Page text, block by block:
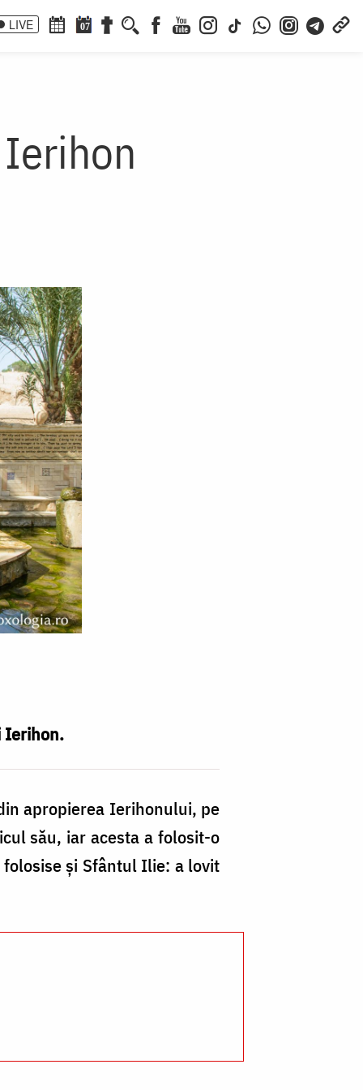
LIVE 07
Ierihon.
apropierea Ierihonului, pe
său, iar acesta a folosit-o
şi Sfântul Ilie: a lovit